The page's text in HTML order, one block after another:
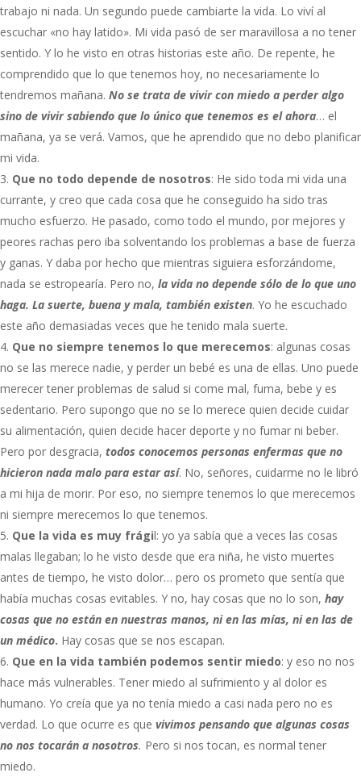
trabajo ni nada. Un segundo puede cambiarte la vida. Lo viví al
escuchar «no hay latido». Mi vida pasó de ser maravillosa a no tener
sentido. Y lo he visto en otras historias este año. De repente, he
comprendido que lo que tenemos hoy, no necesariamente lo
tendremos mañana. No se trata de vivir con miedo a perder algo
sino de vivir sabiendo que lo único que tenemos es el ahora… el
mañana, ya se verá. Vamos, que he aprendido que no debo planificar
mi vida.
Que no todo depende de nosotros: He sido toda mi vida una
currante, y creo que cada cosa que he conseguido ha sido tras
mucho esfuerzo. He pasado, como todo el mundo, por mejores y
peores rachas pero iba solventando los problemas a base de fuerza
y ganas. Y daba por hecho que mientras siguiera esforzándome,
nada se estropearía. Pero no, la vida no depende sólo de lo que uno
haga. La suerte, buena y mala, también existen. Yo he escuchado
este año demasiadas veces que he tenido mala suerte.
Que no siempre tenemos lo que merecemos: algunas cosas
no se las merece nadie, y perder un bebé es una de ellas. Uno puede
merecer tener problemas de salud si come mal, fuma, bebe y es
sedentario. Pero supongo que no se lo merece quien decide cuidar
su alimentación, quien decide hacer deporte y no fumar ni beber.
Pero por desgracia, todos conocemos personas enfermas que no
hicieron nada malo para estar así. No, señores, cuidarme no le libró
a mi hija de morir. Por eso, no siempre tenemos lo que merecemos
ni siempre merecemos lo que tenemos.
Que la vida es muy frágil: yo ya sabía que a veces las cosas
malas llegaban; lo he visto desde que era niña, he visto muertes
antes de tiempo, he visto dolor… pero os prometo que sentía que
había muchas cosas evitables. Y no, hay cosas que no lo son, hay
cosas que no están en nuestras manos, ni en las mías, ni en las de
un médico. Hay cosas que se nos escapan.
Que en la vida también podemos sentir miedo: y eso no nos
hace más vulnerables. Tener miedo al sufrimiento y al dolor es
humano. Yo creía que ya no tenía miedo a casi nada pero no es
verdad. Lo que ocurre es que vivimos pensando que algunas cosas
no nos tocarán a nosotros. Pero si nos tocan, es normal tener
miedo.